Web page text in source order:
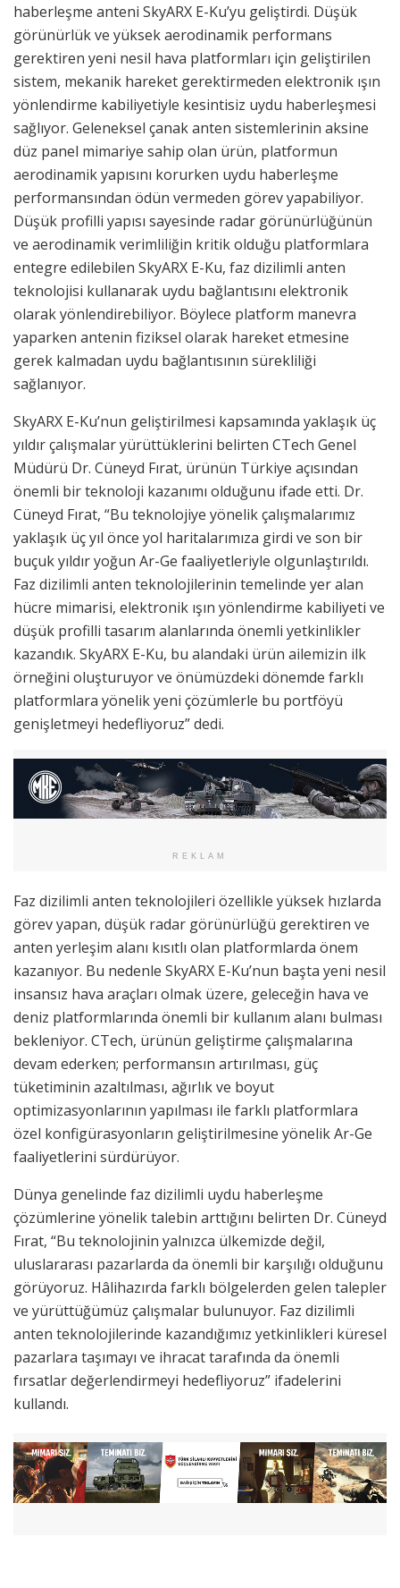
haberleşme anteni SkyARX E-Ku’yu geliştirdi. Düşük
görünürlük ve yüksek aerodinamik performans
gerektiren yeni nesil hava platformları için geliştirilen
sistem, mekanik hareket gerektirmeden elektronik ışın
yönlendirme kabiliyetiyle kesintisiz uydu haberleşmesi
sağlıyor. Geleneksel çanak anten sistemlerinin aksine
düz panel mimariye sahip olan ürün, platformun
aerodinamik yapısını korurken uydu haberleşme
performansından ödün vermeden görev yapabiliyor.
Düşük profilli yapısı sayesinde radar görünürlüğünün
ve aerodinamik verimliliğin kritik olduğu platformlara
entegre edilebilen SkyARX E-Ku, faz dizilimli anten
teknolojisi kullanarak uydu bağlantısını elektronik
olarak yönlendirebiliyor. Böylece platform manevra
yaparken antenin fiziksel olarak hareket etmesine
gerek kalmadan uydu bağlantısının sürekliliği
sağlanıyor.
SkyARX E-Ku’nun geliştirilmesi kapsamında yaklaşık üç
yıldır çalışmalar yürüttüklerini belirten CTech Genel
Müdürü Dr. Cüneyd Fırat, ürünün Türkiye açısından
önemli bir teknoloji kazanımı olduğunu ifade etti. Dr.
Cüneyd Fırat, “Bu teknolojiye yönelik çalışmalarımız
yaklaşık üç yıl önce yol haritalarımıza girdi ve son bir
buçuk yıldır yoğun Ar-Ge faaliyetleriyle olgunlaştırıldı.
Faz dizilimli anten teknolojilerinin temelinde yer alan
hücre mimarisi, elektronik ışın yönlendirme kabiliyeti ve
düşük profilli tasarım alanlarında önemli yetkinlikler
kazandık. SkyARX E-Ku, bu alandaki ürün ailemizin ilk
örneğini oluşturuyor ve önümüzdeki dönemde farklı
platformlara yönelik yeni çözümlerle bu portföyü
genişletmeyi hedefliyoruz” dedi.
REKLAM
Faz dizilimli anten teknolojileri özellikle yüksek hızlarda
görev yapan, düşük radar görünürlüğü gerektiren ve
anten yerleşim alanı kısıtlı olan platformlarda önem
kazanıyor. Bu nedenle SkyARX E-Ku’nun başta yeni nesil
insansız hava araçları olmak üzere, geleceğin hava ve
deniz platformlarında önemli bir kullanım alanı bulması
bekleniyor. CTech, ürünün geliştirme çalışmalarına
devam ederken; performansın artırılması, güç
tüketiminin azaltılması, ağırlık ve boyut
optimizasyonlarının yapılması ile farklı platformlara
özel konfigürasyonların geliştirilmesine yönelik Ar-Ge
faaliyetlerini sürdürüyor.
Dünya genelinde faz dizilimli uydu haberleşme
çözümlerine yönelik talebin arttığını belirten Dr. Cüneyd
Fırat, “Bu teknolojinin yalnızca ülkemizde değil,
uluslararası pazarlarda da önemli bir karşılığı olduğunu
görüyoruz. Hâlihazırda farklı bölgelerden gelen talepler
ve yürüttüğümüz çalışmalar bulunuyor. Faz dizilimli
anten teknolojilerinde kazandığımız yetkinlikleri küresel
pazarlara taşımayı ve ihracat tarafında da önemli
fırsatlar değerlendirmeyi hedefliyoruz” ifadelerini
kullandı.